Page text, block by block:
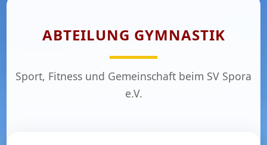
ABTEILUNG GYMNASTIK
Sport, Fitness und Gemeinschaft beim SV Spora
e.V.